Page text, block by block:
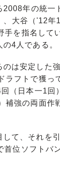
年の統一
、大谷（'12
を指名して
4人である。
は安定した
フトで獲っ
（日本一1回
強の両面作
て、それを
位ソフトバ